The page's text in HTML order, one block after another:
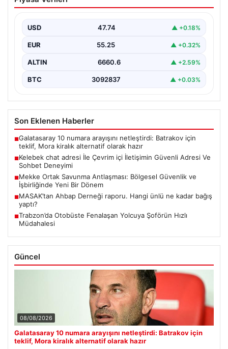
İletişimin Güvenli Adresi Ve Sohbet
Sanal çağında bireylerin kaliteli bir tarzda irtibat kurması
USD 47.74 ▲ +0.18%
EUR 55.25 ▲ +0.32%
ALTIN 6660.6 ▲ +2.59%
BTC 3092837 ▲ +0.03%
Son Eklenen Haberler
■Galatasaray 10 numara arayışını netleştirdi: Batrakov için
teklif, Mora kiralık alternatif olarak hazır
■Kelebek chat adresi İle Çevrim içi İletişimin Güvenli Adresi Ve
Sohbet Deneyimi
■Mekke Ortak Savunma Antlaşması: Bölgesel Güvenlik ve
İşbirliğinde Yeni Bir Dönem
■MASAK’tan Ahbap Derneği raporu. Hangi ünlü ne kadar bağış
yaptı?
■Trabzon’da Otobüste Fenalaşan Yolcuya Şoförün Hızlı
Müdahalesi
Güncel
08/08/2026
Galatasaray 10 numara arayışını netleştirdi: Batrakov için
teklif, Mora kiralık alternatif olarak hazır